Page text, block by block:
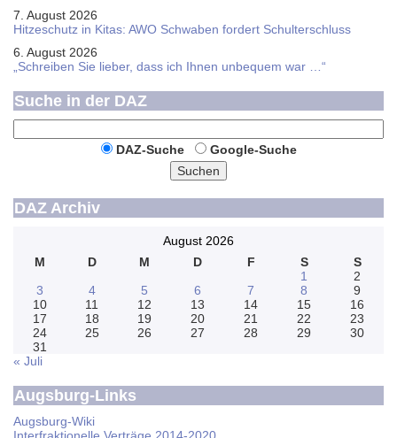
7. August 2026
Hitzeschutz in Kitas: AWO Schwaben fordert Schulterschluss
6. August 2026
„Schreiben Sie lieber, dass ich Ihnen unbequem war …“
Suche in der DAZ
DAZ-Suche
Google-Suche
Suchen
DAZ Archiv
August 2026
M
D M D F S
S
1
2
3
4 5 6 7 8
9
10
11 12 13 14 15
16
17
18 19 20 21 22
23
24
25 26 27 28 29
30
31
« Juli
Augsburg-Links
Augsburg-Wiki